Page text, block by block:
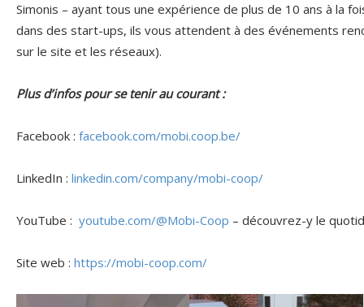
Simonis – ayant tous une expérience de plus de 10 ans à la
dans des start-ups, ils vous attendent à des événements
sur le site et les réseaux).
Plus d’infos pour se tenir au courant :
Facebook : facebook.com/mobi.coop.be/
LinkedIn : linkedin.com/company/mobi-coop/
YouTube : youtube.com/@Mobi-Coop – découvrez-y le
Site web : https://mobi-coop.com/